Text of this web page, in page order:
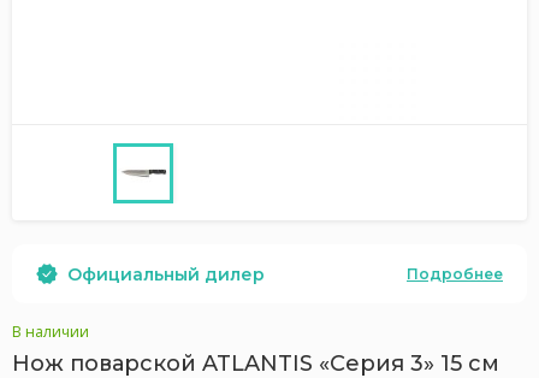
Официальный дилер Подробнее
В наличии
Нож поварской ATLANTIS «Серия 3» 15 см